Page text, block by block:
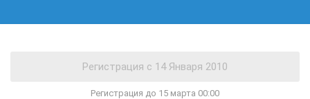
Регистрация до 15 марта 00:00